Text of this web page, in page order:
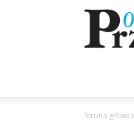
Przegląd
Olkuski
Strona główna